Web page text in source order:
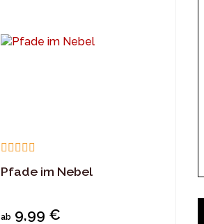
Pfade im Nebel
ab 9,99 €